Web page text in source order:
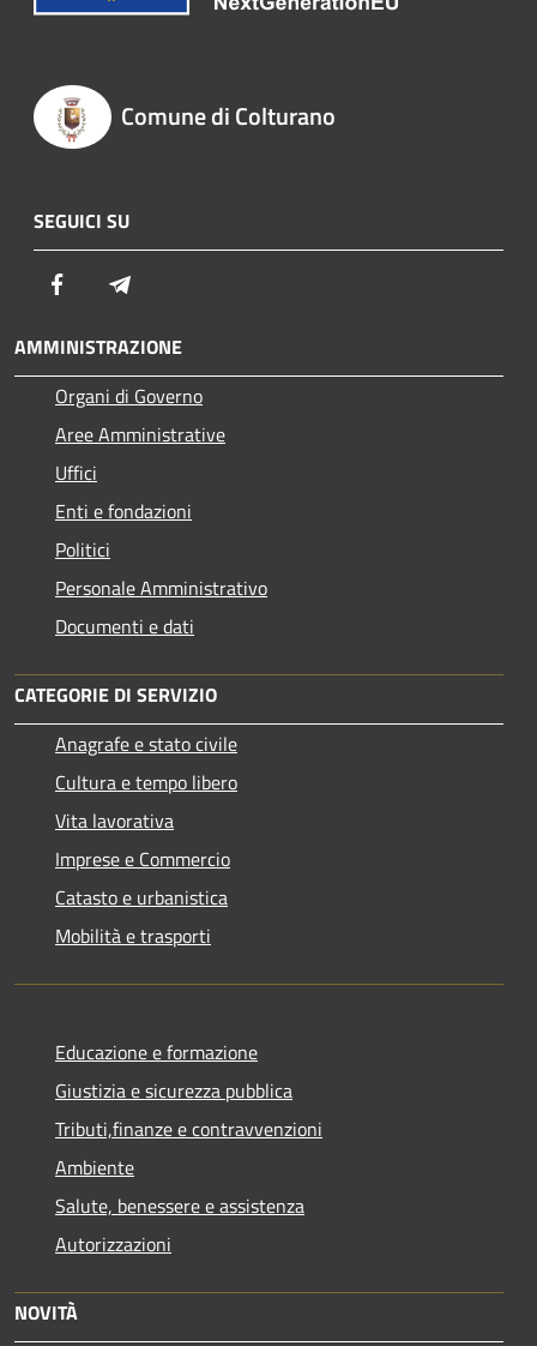
Comune di Colturano
SEGUICI SU
Facebook
AMMINISTRAZIONE
Organi di Governo
Aree Amministrative
Uffici
Enti e fondazioni
Politici
Personale Amministrativo
Documenti e dati
CATEGORIE DI SERVIZIO
Anagrafe e stato civile
Cultura e tempo libero
Vita lavorativa
Imprese e Commercio
Catasto e urbanistica
Mobilità e trasporti
Educazione e formazione
Giustizia e sicurezza pubblica
Tributi,finanze e contravvenzioni
Ambiente
Salute, benessere e assistenza
Autorizzazioni
NOVITÀ